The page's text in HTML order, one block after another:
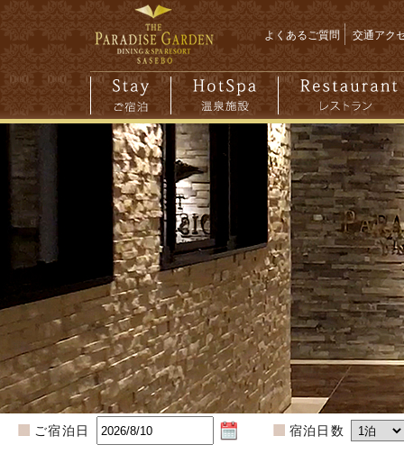
よくあるご質問 交通アク
ご宿泊日 宿泊日数